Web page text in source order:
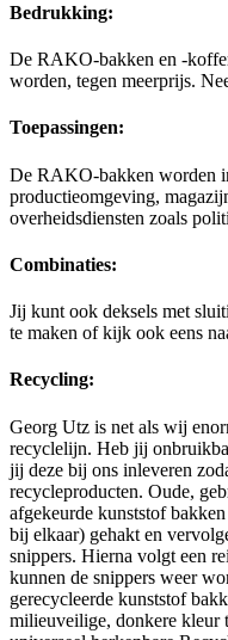
Bedrukking:
De RAKO-bakken en -
worden, tegen meerprijs.
Toepassingen:
De RAKO-bakken worden
productieomgeving,
overheidsdiensten zoals
Combinaties:
Jij kunt ook deksels met
te maken of kijk ook eens
Recycling:
Georg Utz is net als wij
recyclelijn. Heb jij
jij deze bij ons inleveren
recycleproducten. Oude,
afgekeurde kunststof
bij elkaar) gehakt en
snippers. Hierna volgt een
kunnen de snippers weer
gerecycleerde kunststof
milieuveilige, donkere kleur